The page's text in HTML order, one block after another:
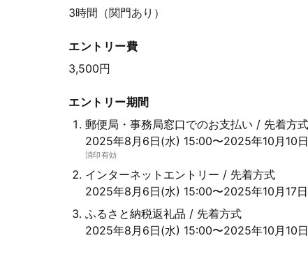
3時間（関門あり）
エントリー費
3,500円
エントリー期間
郵便局・事務局窓口でのお支払い / 先着方式
2025年8月6日(水) 15:00〜2025年10月10
消印有効
インターネットエントリー / 先着方式
2025年8月6日(水) 15:00〜2025年10月17
ふるさと納税返礼品 / 先着方式
2025年8月6日(水) 15:00〜2025年10月10